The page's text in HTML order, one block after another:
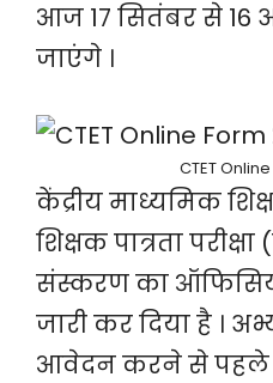
आज 17 सितंबर से 16
जाएंगे ।
CTET
केंद्रीय माध्यमिक शिक्षा
शिक्षक पात्रता
संस्करण का
जारी कर दिया है ।
आवेदन करने से पहले